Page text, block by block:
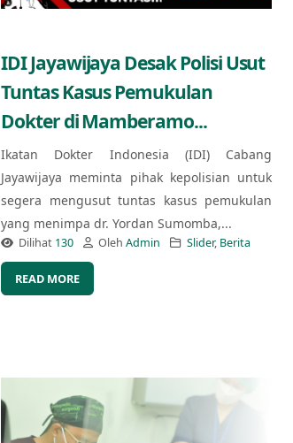
IDI Jayawijaya Desak Polisi Usut
Tuntas Kasus Pemukulan
Dokter di Mamberamo...
Ikatan Dokter Indonesia (IDI) Cabang
Jayawijaya meminta pihak kepolisian untuk
segera mengusut tuntas kasus pemukulan
yang menimpa dr. Yordan Sumomba,...
Dilihat 130 Oleh Admin Slider, Berita
READ MORE